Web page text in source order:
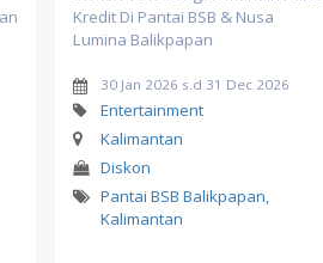
Kredit Di Pantai BSB & Nusa
Lumina Balikpapan
30 Jan 2026 s.d 31 Dec 2026
Entertainment
Kalimantan
Diskon
Pantai BSB Balikpapan,
Kalimantan